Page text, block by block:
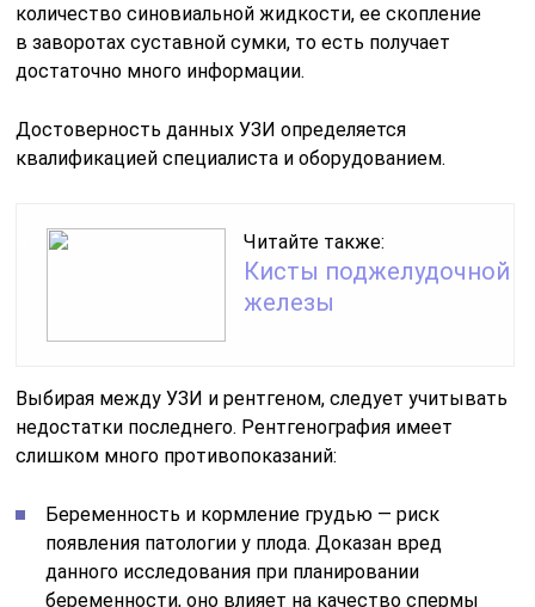
количество синовиальной жидкости, ее скопление
в заворотах суставной сумки, то есть получает
достаточно много информации.
Достоверность данных УЗИ определяется
квалификацией специалиста и оборудованием.
Читайте также:
Кисты поджелудочной
железы
Выбирая между УЗИ и рентгеном, следует учитывать
недостатки последнего. Рентгенография имеет
слишком много противопоказаний:
Беременность и кормление грудью — риск
появления патологии у плода. Доказан вред
данного исследования при планировании
беременности, оно влияет на качество спермы